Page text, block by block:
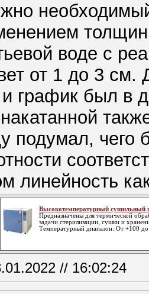
воде с
от 1 до 3 см.
график был в
подумал, чего
линейность
Высокотемпературный сушильный
Предназначены для термической
задачи стерилизации, сушки и
Температурный диапазон: От +100
// 16:02:24